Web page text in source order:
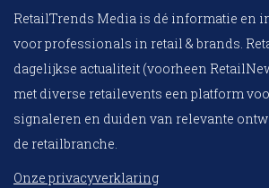
RetailTrends Media is dé informatie en
voor professionals in retail & brands.
dagelijkse actualiteit (voorheen
met diverse retailevents een platform
signaleren en duiden van relevante
de retailbranche.
Onze privacyverklaring